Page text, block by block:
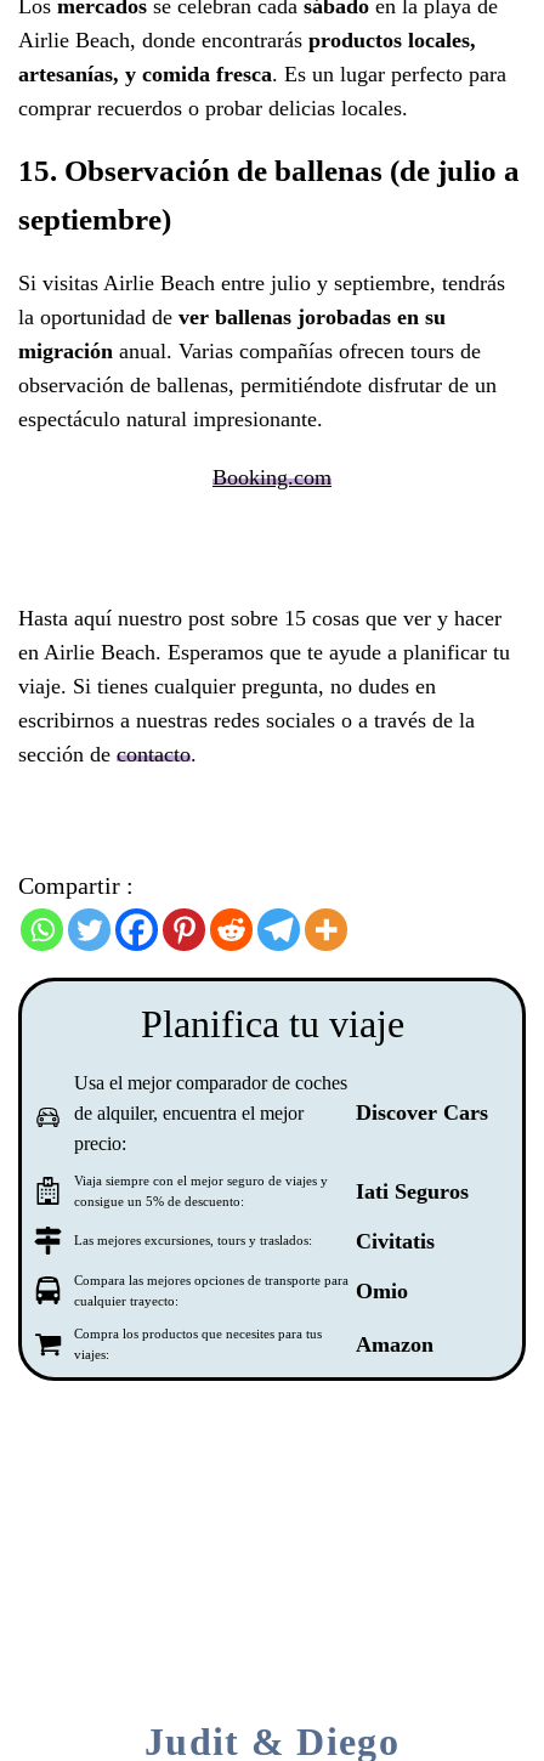
Los mercados se celebran cada sábado en la playa de
Airlie Beach, donde encontrarás productos locales,
artesanías, y comida fresca. Es un lugar perfecto para
comprar recuerdos o probar delicias locales.
15. Observación de ballenas (de julio a
septiembre)
Si visitas Airlie Beach entre julio y septiembre, tendrás
la oportunidad de ver ballenas jorobadas en su
migración anual. Varias compañías ofrecen tours de
observación de ballenas, permitiéndote disfrutar de un
espectáculo natural impresionante.
Booking.com
Hasta aquí nuestro post sobre 15 cosas que ver y hacer
en Airlie Beach. Esperamos que te ayude a planificar tu
viaje. Si tienes cualquier pregunta, no dudes en
escribirnos a nuestras redes sociales o a través de la
sección de contacto.
Compartir :
Planifica tu viaje
Usa el mejor comparador de coches
de alquiler, encuentra el mejor
precio:
Discover Cars
Viaja siempre con el mejor seguro de viajes y
consigue un 5% de descuento:
Iati Seguros
Las mejores excursiones, tours y traslados: Civitatis
Compara las mejores opciones de transporte para
cualquier trayecto:
Omio
Compra los productos que necesites para tus
viajes:
Amazon
Judit & Diego